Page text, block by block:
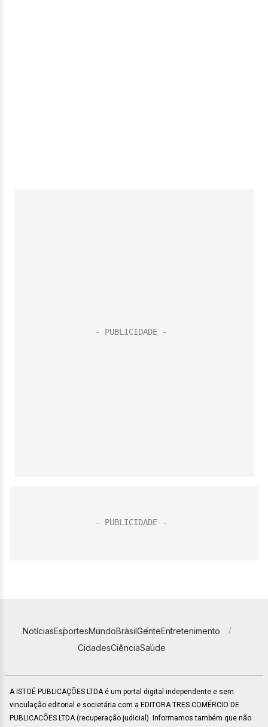
NotíciasEsportesMundoBrasilGenteEntretenimento
CidadesCiênciaSaúde
A ISTOÉ PUBLICAÇÕES LTDA é um portal digital independente e sem
vinculação editorial e societária com a EDITORA TRES COMÉRCIO DE
PUBLICACÕES LTDA (recuperação judicial). Informamos também que não